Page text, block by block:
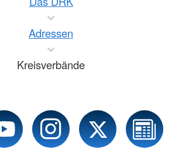
Adressen
Kreisverbände